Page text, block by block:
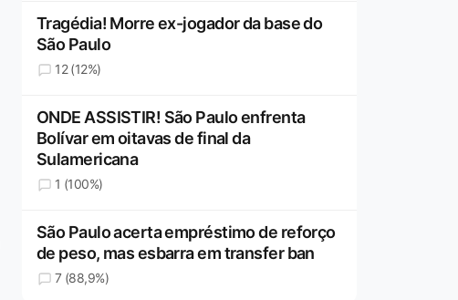
Tragédia! Morre ex-jogador da base do
São Paulo
12 (12%)
ONDE ASSISTIR! São Paulo enfrenta
Bolívar em oitavas de final da
Sulamericana
1 (100%)
São Paulo acerta empréstimo de reforço
de peso, mas esbarra em transfer ban
7 (88,9%)